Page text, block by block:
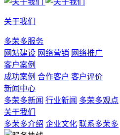
关于我们
多荣多服务
网站建设 网络营销 网络推广
客户案例
成功案例 合作客户 客户评价
新闻中心
多荣多新闻 行业新闻 多荣多观点
关于我们
多荣多介绍 企业文化 联系多荣多